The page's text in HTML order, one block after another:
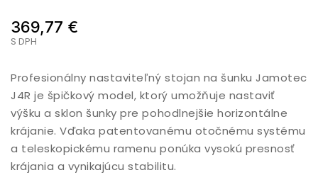
369,77 €
S DPH
Profesionálny nastaviteľný stojan na šunku Jamotec
J4R je špičkový model, ktorý umožňuje nastaviť
výšku a sklon šunky pre pohodlnejšie horizontálne
krájanie. Vďaka patentovanému otočnému systému
a teleskopickému ramenu ponúka vysokú presnosť
krájania a vynikajúcu stabilitu.